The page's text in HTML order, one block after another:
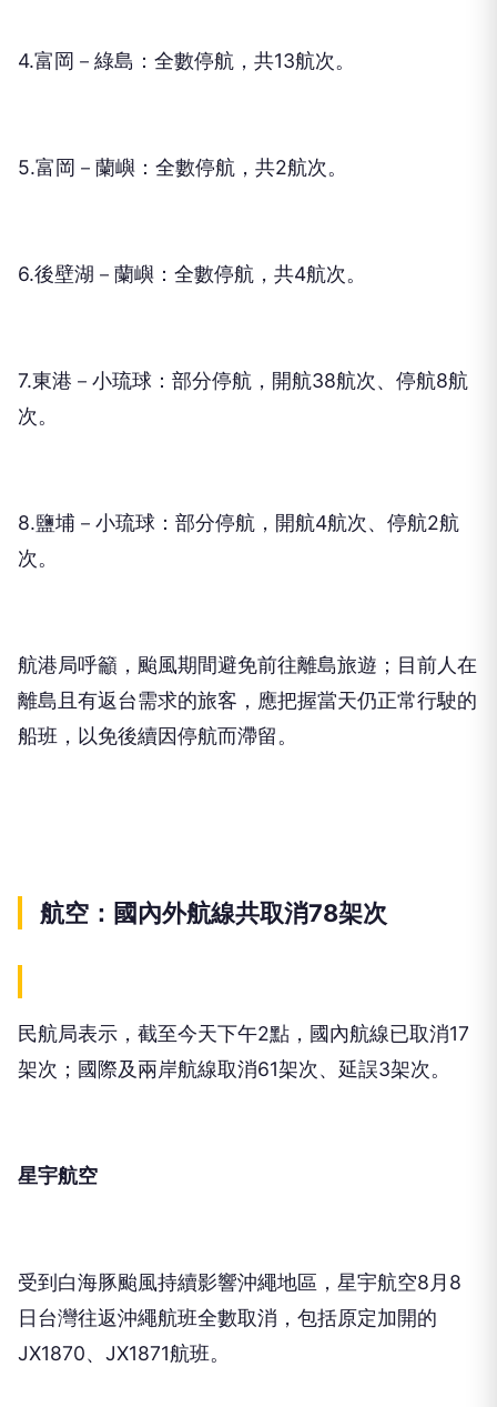
4.富岡－綠島：全數停航，共13航次。
5.富岡－蘭嶼：全數停航，共2航次。
6.後壁湖－蘭嶼：全數停航，共4航次。
7.東港－小琉球：部分停航，開航38航次、停航8航
次。
8.鹽埔－小琉球：部分停航，開航4航次、停航2航
次。
航港局呼籲，颱風期間避免前往離島旅遊；目前人在
離島且有返台需求的旅客，應把握當天仍正常行駛的
船班，以免後續因停航而滯留。
航空：國內外航線共取消78架次
民航局表示，截至今天下午2點，國內航線已取消17
架次；國際及兩岸航線取消61架次、延誤3架次。
星宇航空
受到白海豚颱風持續影響沖繩地區，星宇航空8月8
日台灣往返沖繩航班全數取消，包括原定加開的
JX1870、JX1871航班。